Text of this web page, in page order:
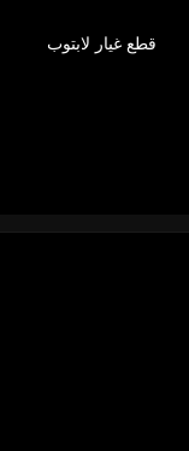
قطع غيار لابتوب